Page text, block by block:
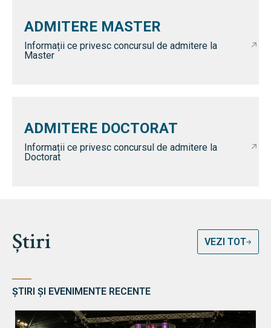
ADMITERE MASTER
Informații ce privesc concursul de admitere la
Master
ADMITERE DOCTORAT
Informații ce privesc concursul de admitere la
Doctorat
Știri VEZI TOT
ȘTIRI ȘI EVENIMENTE RECENTE